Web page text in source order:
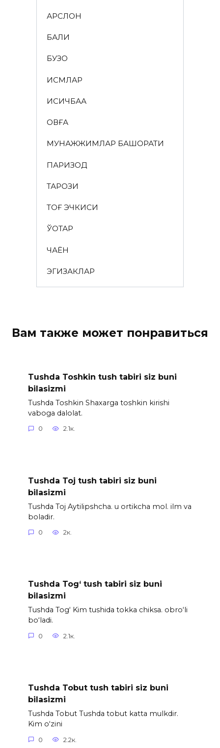
АРСЛОН
БАЛИҚ
БУЗОҚ
ИСМЛАР
ҚИСҚИЧБАҚА
ҚОВҒА
МУНАЖЖИМЛАР БАШОРАТИ
ПАРИЗОД
ТАРОЗИ
ТОҒ ЭЧКИСИ
ЎҚОТАР
ЧАЁН
ЭГИЗАКЛАР
Вам также может понравиться
Tushda Toshkin tush tabiri siz buni
bilasizmi
Tushda Toshkin Shaxarga toshkin kirishi
vaboga dalolat.
0 2.1к.
Tushda Toj tush tabiri siz buni
bilasizmi
Tushda Toj Aytilipshcha. u ortikcha mol. ilm va
boladir.
0 2к.
Tushda Tog‘ tush tabiri siz buni
bilasizmi
Tushda Tog‘ Kim tushida tokka chiksa. obro‘li
bo‘ladi.
0 2.1к.
Tushda Tobut tush tabiri siz buni
bilasizmi
Tushda Tobut Tushda tobut katta mulkdir.
Kim o‘zini
0 2.2к.